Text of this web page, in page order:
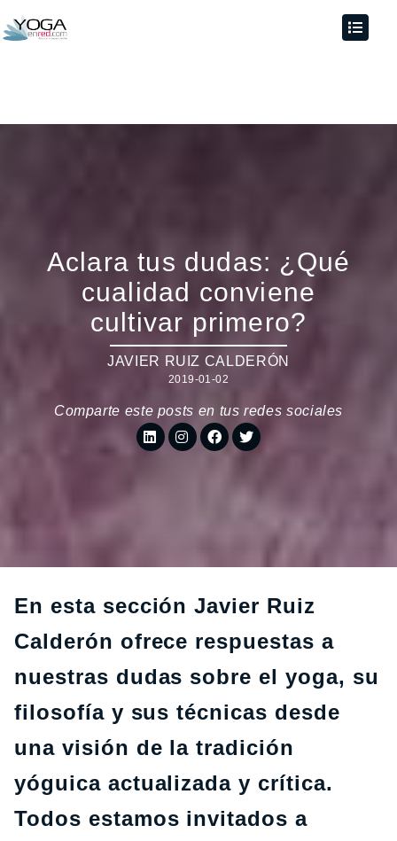
Aclara tus dudas: ¿Qué
cualidad conviene
cultivar primero?
JAVIER RUIZ CALDERÓN
2019-01-02
Comparte este posts en tus redes sociales
En esta sección Javier Ruiz
Calderón ofrece respuestas a
nuestras dudas sobre el yoga, su
filosofía y sus técnicas desde
una visión de la tradición
yóguica actualizada y crítica.
Todos estamos invitados a